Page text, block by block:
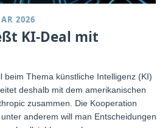
2026
KI-Deal mit
beim Thema künstliche Intelligenz (KI)
deshalb mit dem amerikanischen
zusammen. Die Kooperation
anderem will man Entscheidungen